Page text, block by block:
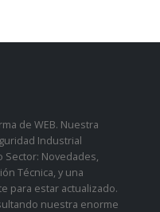
de WEB. Nuestra
Industrial
Novedades,
Técnica, y una
para estar actualizado.
nuestra enorme